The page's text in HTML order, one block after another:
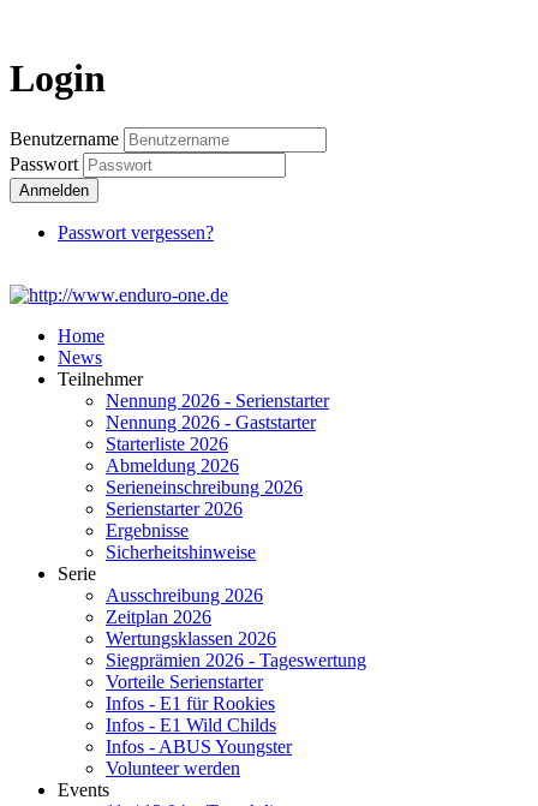
Login
Benutzername
Passwort
Anmelden
Passwort vergessen?
Home
News
Teilnehmer
Nennung 2026 - Serienstarter
Nennung 2026 - Gaststarter
Starterliste 2026
Abmeldung 2026
Serieneinschreibung 2026
Serienstarter 2026
Ergebnisse
Sicherheitshinweise
Serie
Ausschreibung 2026
Zeitplan 2026
Wertungsklassen 2026
Siegprämien 2026 - Tageswertung
Vorteile Serienstarter
Infos - E1 für Rookies
Infos - E1 Wild Childs
Infos - ABUS Youngster
Volunteer werden
Events